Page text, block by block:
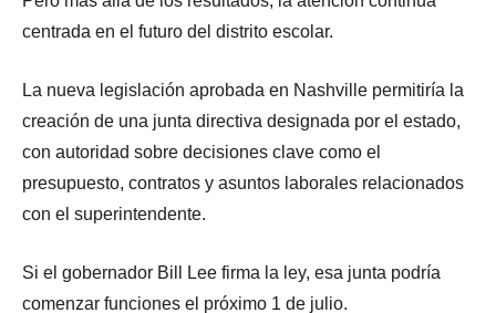
centrada en el futuro del distrito escolar.
La nueva legislación aprobada en Nashville permitiría la
creación de una junta directiva designada por el estado,
con autoridad sobre decisiones clave como el
presupuesto, contratos y asuntos laborales relacionados
con el superintendente.
Si el gobernador Bill Lee firma la ley, esa junta podría
comenzar funciones el próximo 1 de julio.